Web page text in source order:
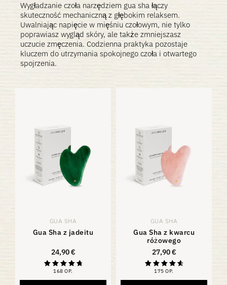
Wygładzanie czoła narzędziem gua sha łączy
skuteczność mechaniczną z głębokim relaksem.
Uwalniając napięcie w mięśniu czołowym, nie tylko
poprawiasz wygląd skóry, ale także zmniejszasz
uczucie zmęczenia. Codzienna praktyka pozostaje
kluczem do utrzymania spokojnego czoła i otwartego
spojrzenia.
GUA SHA
Gua Sha z jadeitu
24,90€
168 OP.
Oceniono na
GUA SHA
Gua Sha z kwarcu
różowego
27,90€
175 OP.
Ocena